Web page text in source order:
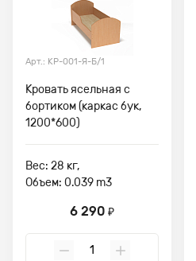
Арт.: КР-001-Я-Б/1
Кровать ясельная с
бортиком (каркас бук,
1200*600)
Вес: 28 кг,
Объем: 0.039 m3
6 290 ₽